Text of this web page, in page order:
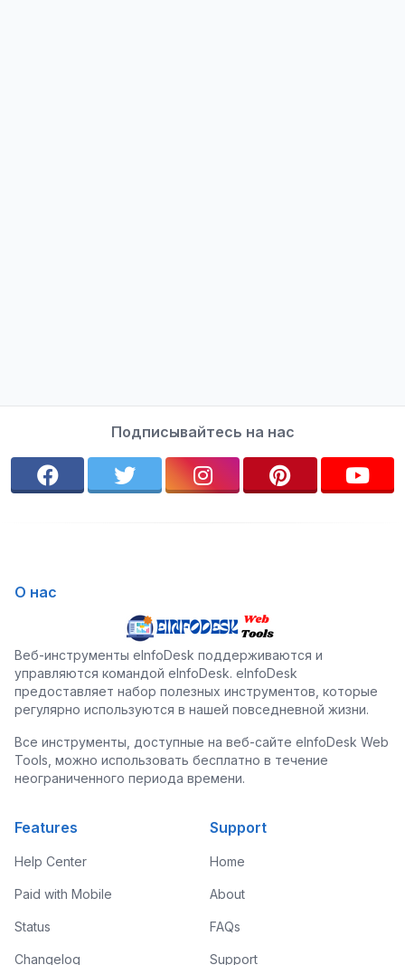
Подписывайтесь на нас
О нас
Веб-инструменты eInfoDesk поддерживаются и
управляются командой eInfoDesk. eInfoDesk
предоставляет набор полезных инструментов, которые
регулярно используются в нашей повседневной жизни.
Все инструменты, доступные на веб-сайте eInfoDesk Web
Tools, можно использовать бесплатно в течение
неограниченного периода времени.
Features
Help Center
Paid with Mobile
Status
Changelog
Support
Home
About
FAQs
Support